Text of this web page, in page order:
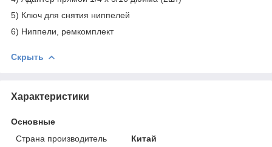
5) Ключ для снятия ниппелей
6) Ниппели, ремкомплект
Скрыть
Характеристики
Основные
Страна производитель
Китай